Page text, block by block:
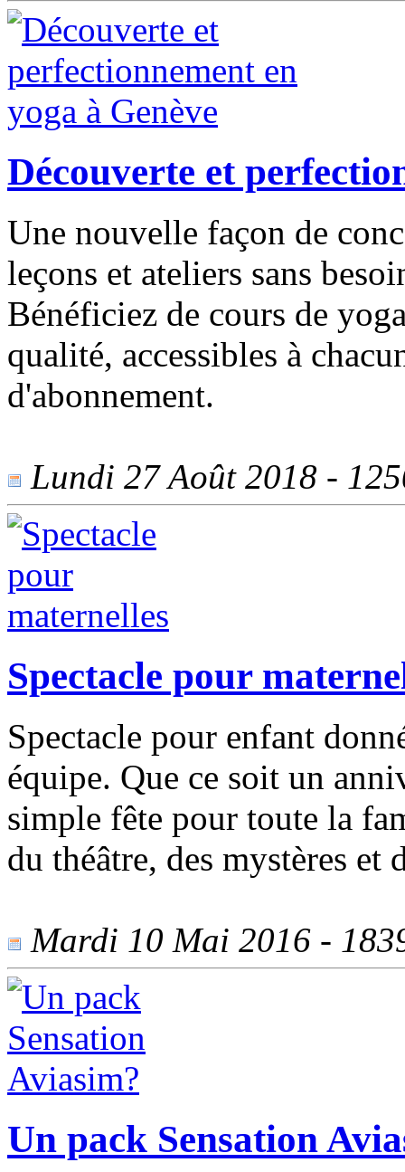
Découverte et
Une nouvelle façon de
leçons et ateliers sans
Bénéficiez de cours de
qualité, accessibles à
d'abonnement.
Lundi 27 Août 2018 -
Spectacle pour
Spectacle pour enfant
équipe. Que ce soit un
simple fête pour toute la
du théâtre, des mystères et
Mardi 10 Mai 2016 -
Un pack Sensation